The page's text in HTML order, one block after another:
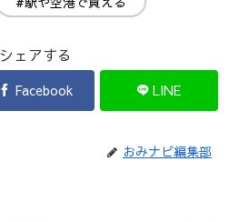
シェアする
Facebook LINE
おみナビ編集部